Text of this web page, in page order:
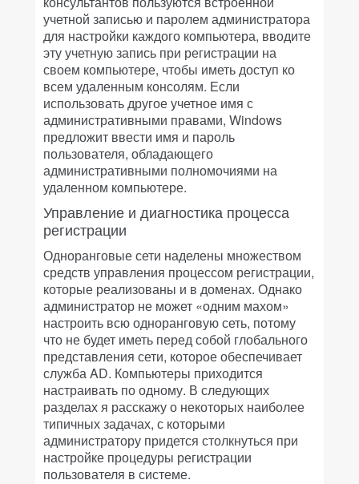
учетной записью и паролем администратора
для настройки каждого компьютера, вводите
эту учетную запись при регистрации на
своем компьютере, чтобы иметь доступ ко
всем удаленным консолям. Если
использовать другое учетное имя с
административными правами, Windows
предложит ввести имя и пароль
пользователя, обладающего
административными полномочиями на
удаленном компьютере.
Управление и диагностика процесса
регистрации
Одноранговые сети наделены множеством
средств управления процессом регистрации,
которые реализованы и в доменах. Однако
администратор не может «одним махом»
настроить всю одноранговую сеть, потому
что не будет иметь перед собой глобального
представления сети, которое обеспечивает
служба AD. Компьютеры приходится
настраивать по одному. В следующих
разделах я расскажу о некоторых наиболее
типичных задачах, с которыми
администратору придется столкнуться при
настройке процедуры регистрации
пользователя в системе.